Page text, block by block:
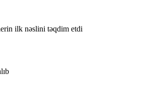
ilk nəslini təqdim etdi